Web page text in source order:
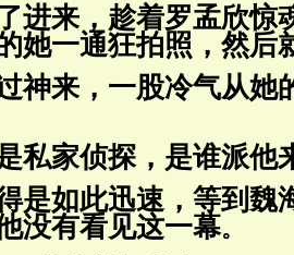
进来，趁着罗孟欣惊
她一通狂拍照，然后
神来，一股冷气从她
私家侦探，是谁派他
是如此迅速，等到魏
没有看见这一幕。